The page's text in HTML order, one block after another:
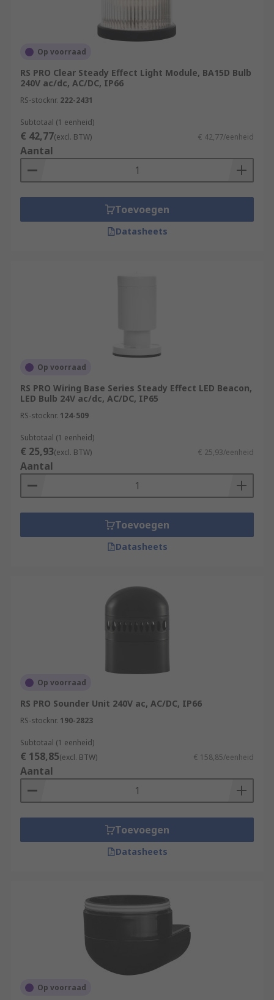
Op voorraad
RS PRO Clear Steady Effect Light Module, BA15D Bulb
240V ac/dc, AC/DC, IP66
RS-stocknr. 222-2431
Subtotaal (1 eenheid)
€ 42,77(excl. BTW) € 42,77/eenheid
Aantal
Toevoegen
Datasheets
Op voorraad
RS PRO Wiring Base Series Steady Effect LED Beacon,
LED Bulb 24V ac/dc, AC/DC, IP65
RS-stocknr. 124-509
Subtotaal (1 eenheid)
€ 25,93(excl. BTW) € 25,93/eenheid
Aantal
Toevoegen
Datasheets
Op voorraad
RS PRO Sounder Unit 240V ac, AC/DC, IP66
RS-stocknr. 190-2823
Subtotaal (1 eenheid)
€ 158,85(excl. BTW) € 158,85/eenheid
Aantal
Toevoegen
Datasheets
Op voorraad